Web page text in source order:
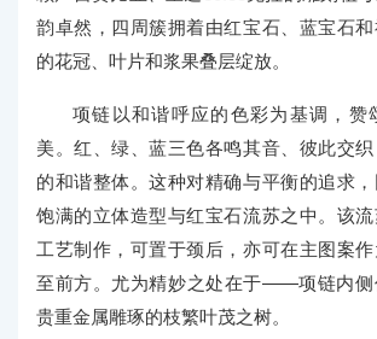
韵卓然，四周簇拥着由红宝石、蓝宝石
的花冠、叶片和浆果叠层绽放。
项链以和谐呼应的色彩为基调，赞
美。红、绿、蓝三色各鸣其音、彼此交
的和谐整体。这种对精确与平衡的追求
饱满的立体造型与红宝石流苏之中。该
工艺制作，可置于颈后，亦可在主图案
至前方。尤为精妙之处在于——项链内侧
贵重金属雕琢的枝繁叶茂之树。